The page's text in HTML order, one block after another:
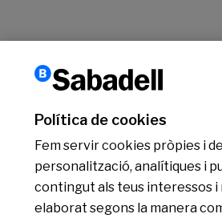
Política de cookies
Fem servir cookies pròpies i
personalització, analítiques i
contingut als teus interessos
elaborat segons la manera